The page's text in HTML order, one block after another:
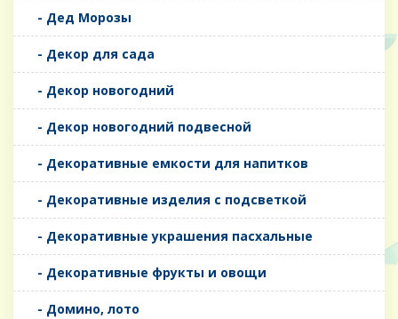
- Дед Морозы
- Декор для сада
- Декор новогодний
- Декор новогодний подвесной
- Декоративные емкости для напитков
- Декоративные изделия с подсветкой
- Декоративные украшения пасхальные
- Декоративные фрукты и овощи
- Домино, лото